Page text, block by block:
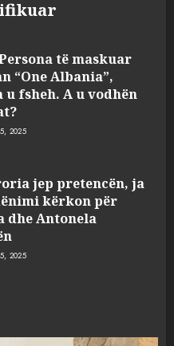
të maskuar
“One Albania”,
fsheh. A u vodhën
2025
jep pretencën, ja
kërkon për
dhe Antonela
2025